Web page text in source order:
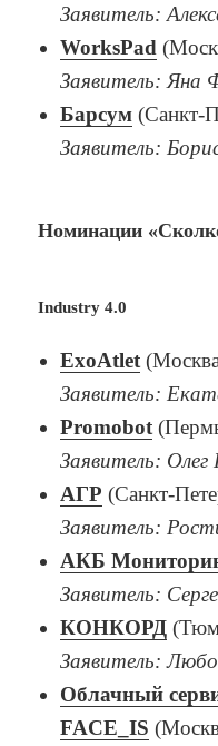
Заявитель:
WorksPad
Заявитель: Яна
Барсум (Санкт-
Заявитель:
Номинации
Industry 4.0
ExoAtlet
Заявитель:
Promobot
Заявитель: Олег
АГР (Санкт-
Заявитель:
АКБ
Заявитель:
КОНКОРД
Заявитель:
Облачный
FACE_IS